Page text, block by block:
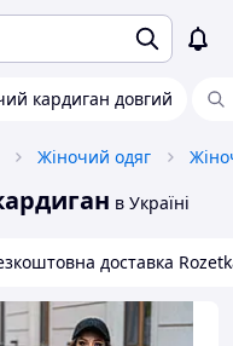
кардиган довгий
Жіночий одяг
в Україні
доставка